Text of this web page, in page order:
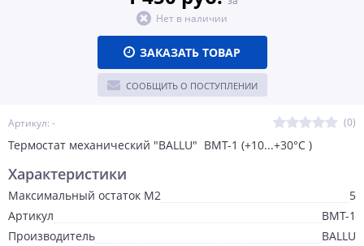
Артикул: - (0)
Термостат механический "BALLU" BMT-1 (+10...+30°С )
Нет в наличии
ЗАКАЗАТЬ ТОВАР
СООБЩИТЬ О ПОСТУПЛЕНИИ
Характеристики
Максимальный остаток М2
5
Артикул
ВМТ-1
Производитель
BALLU